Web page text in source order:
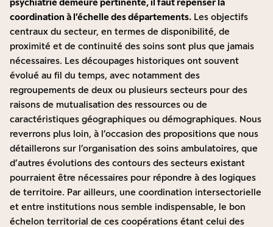
psychiatrie demeure pertinente, il faut repenser la
coordination à l’échelle des départements. Les objectifs
centraux du secteur, en termes de disponibilité, de
proximité et de continuité des soins sont plus que jamais
nécessaires. Les découpages historiques ont souvent
évolué au fil du temps, avec notamment des
regroupements de deux ou plusieurs secteurs pour des
raisons de mutualisation des ressources ou de
caractéristiques géographiques ou démographiques. Nous
reverrons plus loin, à l’occasion des propositions que nous
détaillerons sur l’organisation des soins ambulatoires, que
d’autres évolutions des contours des secteurs existant
pourraient être nécessaires pour répondre à des logiques
de territoire. Par ailleurs, une coordination intersectorielle
et entre institutions nous semble indispensable, le bon
échelon territorial de ces coopérations étant celui des